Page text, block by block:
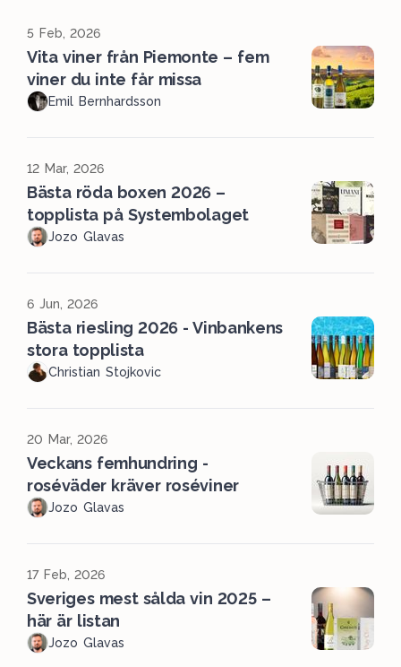
5 Feb, 2026
Vita viner från Piemonte – fem
viner du inte får missa
Emil Bernhardsson
12 Mar, 2026
Bästa röda boxen 2026 –
topplista på Systembolaget
Jozo Glavas
6 Jun, 2026
Bästa riesling 2026 - Vinbankens
stora topplista
Christian Stojkovic
20 Mar, 2026
Veckans femhundring -
roséväder kräver roséviner
Jozo Glavas
17 Feb, 2026
Sveriges mest sålda vin 2025 –
här är listan
Jozo Glavas